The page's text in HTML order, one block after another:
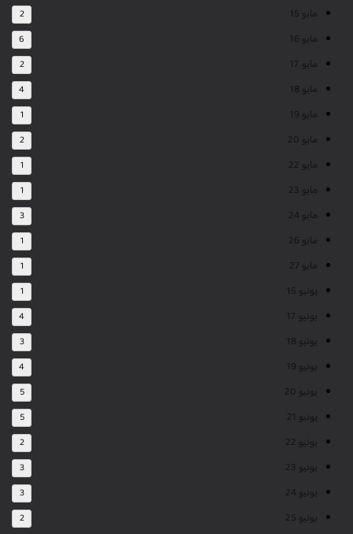
مايو 15 2
مايو 16 6
مايو 17 2
مايو 18 4
مايو 19 1
مايو 20 2
مايو 22 1
مايو 23 1
مايو 24 3
مايو 26 1
مايو 27 1
يونيو 15 1
يونيو 17 4
يونيو 18 3
يونيو 19 4
يونيو 20 5
يونيو 21 5
يونيو 22 2
يونيو 23 3
يونيو 24 3
يونيو 25 2